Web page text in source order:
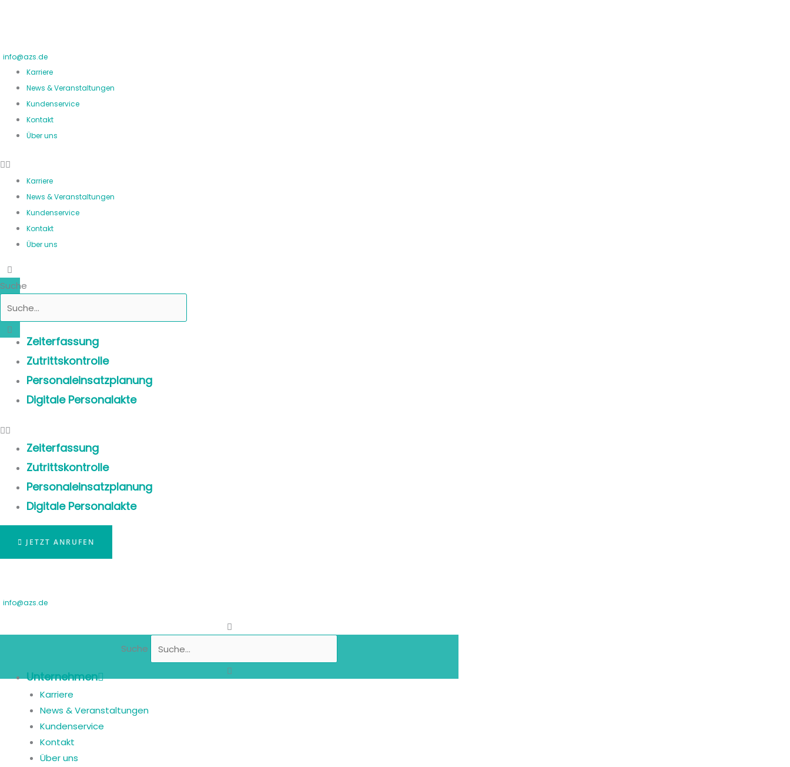
info@azs.de
Karriere
News & Veranstaltungen
Kundenservice
Kontakt
Über uns
Karriere
News & Veranstaltungen
Kundenservice
Kontakt
Über uns
Suche
Zeiterfassung
Zutrittskontrolle
Personaleinsatzplanung
Digitale Personalakte
Zeiterfassung
Zutrittskontrolle
Personaleinsatzplanung
Digitale Personalakte
JETZT ANRUFEN
info@azs.de
Suche
Unternehmen
Karriere
News & Veranstaltungen
Kundenservice
Kontakt
Über uns